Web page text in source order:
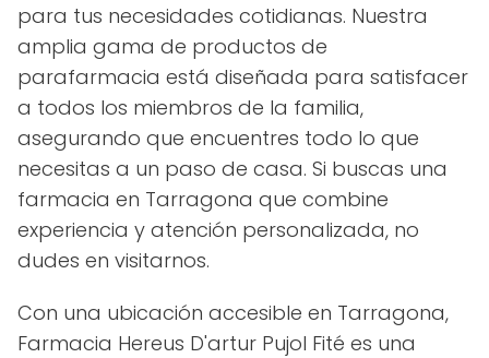
para tus necesidades cotidianas. Nuestra
amplia gama de productos de
parafarmacia está diseñada para satisfacer
a todos los miembros de la familia,
asegurando que encuentres todo lo que
necesitas a un paso de casa. Si buscas una
farmacia en Tarragona que combine
experiencia y atención personalizada, no
dudes en visitarnos.
Con una ubicación accesible en Tarragona,
Farmacia Hereus D'artur Pujol Fité es una